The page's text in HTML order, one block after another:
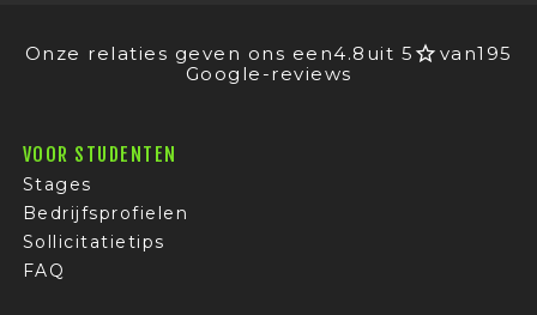
Onze relaties geven ons een4.8 uit 5 van195
Google-reviews
VOOR STUDENTEN
Stages
Bedrijfsprofielen
Sollicitatietips
FAQ